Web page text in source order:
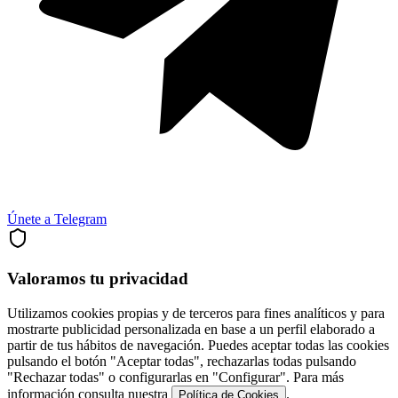
Únete a Telegram
Valoramos tu privacidad
Utilizamos cookies propias y de terceros para fines analíticos y para
mostrarte publicidad personalizada en base a un perfil elaborado a
partir de tus hábitos de navegación. Puedes aceptar todas las cookies
pulsando el botón "Aceptar todas", rechazarlas todas pulsando
"Rechazar todas" o configurarlas en "Configurar". Para más
información consulta nuestra
Política de Cookies .